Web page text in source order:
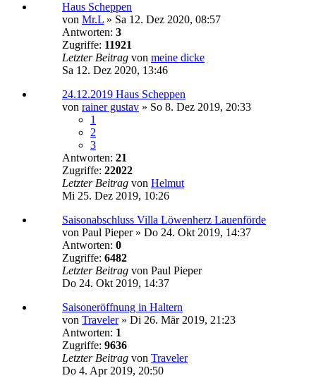
Haus Scheppen
von Mr.L » Sa 12. Dez 2020, 08:57
Antworten: 3
Zugriffe: 11921
Letzter Beitrag von meine dicke
Sa 12. Dez 2020, 13:46
24.12.2019 Haus Scheppen
von rainer gustav » So 8. Dez 2019, 20:33
1
2
3
Antworten: 21
Zugriffe: 22022
Letzter Beitrag von Helmut
Mi 25. Dez 2019, 10:26
Saisonabschluss Villa Löwenherz Lauenförde
von Paul Pieper» Do 24. Okt 2019, 14:37
Antworten: 0
Zugriffe: 6482
Letzter Beitrag von Paul Pieper
Do 24. Okt 2019, 14:37
Saisoneröffnung in Haltern
von Traveler» Di 26. Mär 2019, 21:23
Antworten: 1
Zugriffe: 9636
Letzter Beitrag von Traveler
Do 4. Apr 2019, 20:50